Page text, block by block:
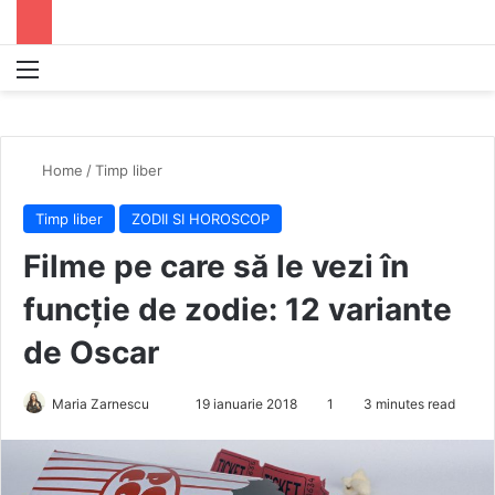
Home /Timp liber
Timp liber ZODII SI HOROSCOP
Filme pe care să le vezi în
funcție de zodie: 12 variante
de Oscar
Maria Zarnescu
d
19 ianuarie 2018 1 3 minutes read